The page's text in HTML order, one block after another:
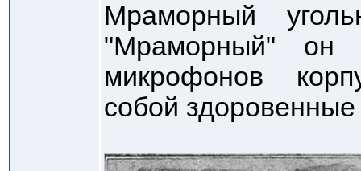
Мраморный
"Мраморный" он
микрофонов
собой